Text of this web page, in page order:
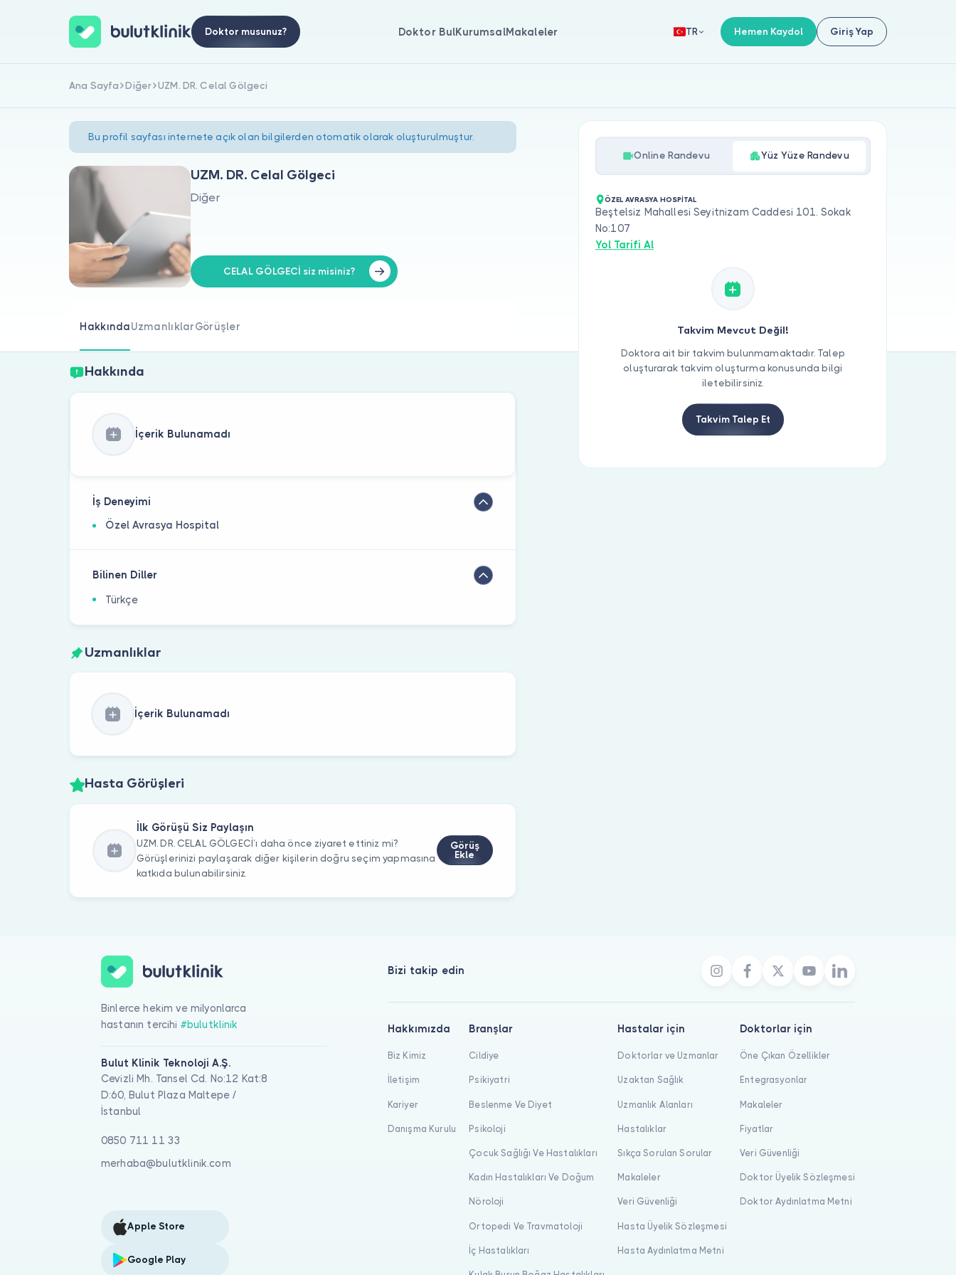
Doktor musunuz? Doktor BulKurumsalMakaleler TR Hemen Kaydol Giriş Yap
Ana Sayfa Diğer UZM. DR. Celal Gölgeci
Bu profil sayfası internete açık olan bilgilerden otomatik olarak oluşturulmuştur.
UZM. DR. Celal Gölgeci
Diğer
CELAL GÖLGECİ siz misiniz?
HakkındaUzmanlıklarGörüşler
Hakkında
İçerik Bulunamadı
İş Deneyimi
Özel Avrasya Hospital
Bilinen Diller
Türkçe
Uzmanlıklar
İçerik Bulunamadı
Hasta Görüşleri
İlk Görüşü Siz Paylaşın
UZM. DR. CELAL GÖLGECİ’ı daha önce ziyaret ettiniz mi?
Görüşlerinizi paylaşarak diğer kişilerin doğru seçim yapmasına
katkıda bulunabilirsiniz.
Görüş
Ekle
Online Randevu Yüz Yüze Randevu
ÖZEL AVRASYA HOSPİTAL
Beştelsiz Mahallesi Seyitnizam Caddesi 101. Sokak
No:107
Yol Tarifi Al
Takvim Mevcut Değil!
Doktora ait bir takvim bulunmamaktadır. Talep
oluşturarak takvim oluşturma konusunda bilgi
iletebilirsiniz.
Takvim Talep Et
Binlerce hekim ve milyonlarca
hastanın tercihi #bulutklinik
Bulut Klinik Teknoloji A.Ş.
Cevizli Mh. Tansel Cd. No:12 Kat:8
D:60, Bulut Plaza Maltepe /
İstanbul
0850 711 11 33
merhaba@bulutklinik.com
Apple Store
Google Play
Bizi takip edin
Hakkımızda
Biz Kimiz
İletişim
Kariyer
Danışma Kurulu
Branşlar
Cildiye
Psikiyatri
Beslenme Ve Diyet
Psikoloji
Çocuk Sağlığı Ve Hastalıkları
Kadın Hastalıkları Ve Doğum
Nöroloji
Ortopedi Ve Travmatoloji
İç Hastalıkları
Hastalar için
Doktorlar ve Uzmanlar
Uzaktan Sağlık
Uzmanlık Alanları
Hastalıklar
Sıkça Sorulan Sorular
Makaleler
Veri Güvenliği
Hasta Üyelik Sözleşmesi
Hasta Aydınlatma Metni
Doktorlar için
Öne Çıkan Özellikler
Entegrasyonlar
Makaleler
Fiyatlar
Veri Güvenliği
Doktor Üyelik Sözleşmesi
Doktor Aydınlatma Metni